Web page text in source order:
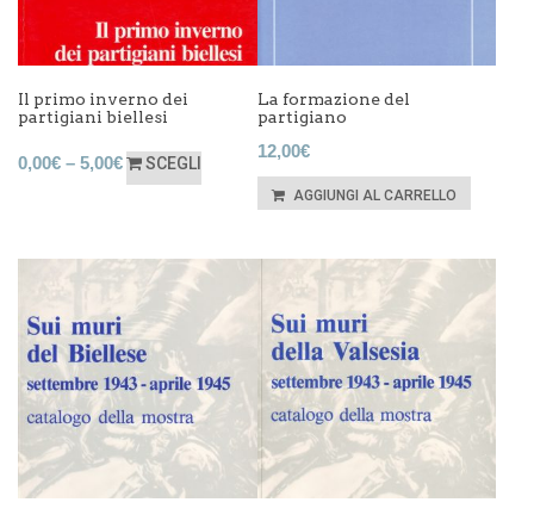
Il primo inverno dei
partigiani biellesi
0,00€ – 5,00€ SCEGLI
La formazione del
partigiano
12,00€
AGGIUNGI AL CARRELLO